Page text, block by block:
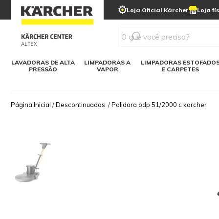
Loja Oficial Kärcher Loja
LAVADORAS DE ALTA
PRESSÃO
Detergentes
Linha a bateria
LIMPADORAS A
VAPOR
LIMPADORAS
E CARPETES
Kärcher para o lar Soluções digitais
Página Inicial /Descontinuados /Polidora bdp 51/2000 c karcher